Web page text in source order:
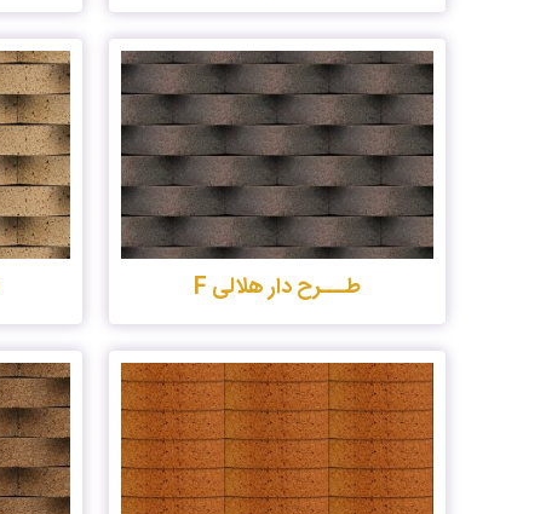
طـــرح دار هلالی F